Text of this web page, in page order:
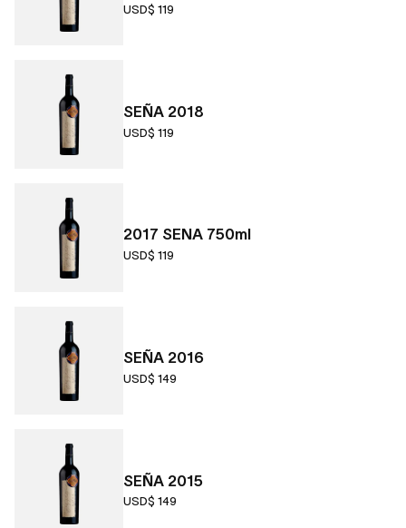
USD$ 119
SEÑA 2018
USD$ 119
2017 SENA 750ml
USD$ 119
SEÑA 2016
USD$ 149
SEÑA 2015
USD$ 149